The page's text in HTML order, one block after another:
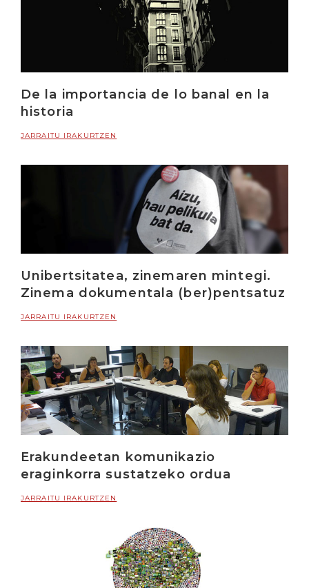
De la importancia de lo banal en la
historia
JARRAITU IRAKURTZEN
Unibertsitatea, zinemaren mintegi.
Zinema dokumentala (ber)pentsatuz
JARRAITU IRAKURTZEN
Erakundeetan komunikazio
eraginkorra sustatzeko ordua
JARRAITU IRAKURTZEN